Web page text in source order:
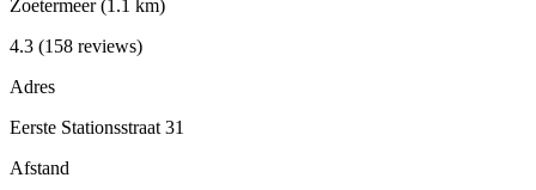
Zoetermeer(1.1 km)
4.3 (158 reviews)
Adres
Eerste Stationsstraat 31
Afstand